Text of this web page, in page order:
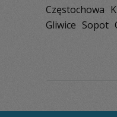
Częstochowa
Gliwice Sopot